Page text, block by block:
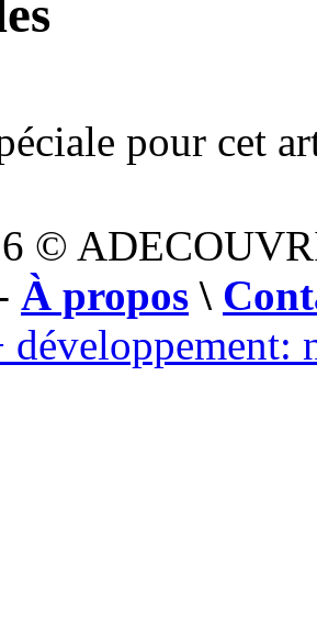
pour cet
©
À propos \
développement: